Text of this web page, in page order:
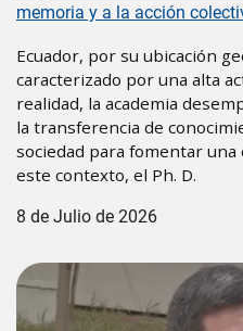
memoria y a la acción
Ecuador, por su ubicación
caracterizado por una alta
realidad, la academia
la transferencia de
sociedad para fomentar
este contexto, el Ph. D.
8 de Julio de 2026